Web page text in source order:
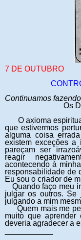
7 DE OUTUBRO
Continuamos
Os
O axioma
que estivermos
alguma coisa
existem exceções a
pareçam ser
reagir
acontecendo à
responsabilidade de
Eu sou o criador de
Quando faço meu
julgar os outros. Se
julgando a mim
Quem mais me
muito que
deveria agradecer a